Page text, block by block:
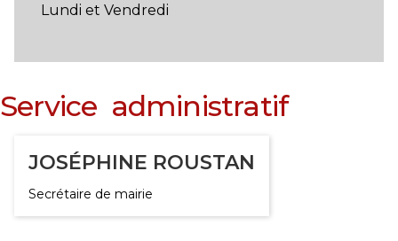
Lundi et Vendredi
Service administratif
JOSÉPHINE ROUSTAN
Secrétaire de mairie